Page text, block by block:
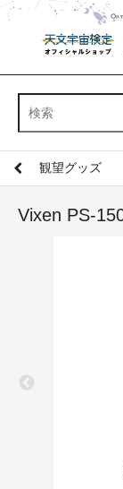
観望グッズ
Vixen PS-